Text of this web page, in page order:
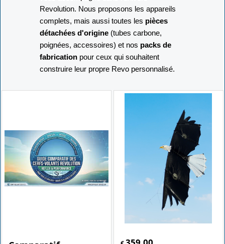
Revolution. Nous proposons les appareils
complets, mais aussi toutes les pièces
détachées d'origine (tubes carbone,
poignées, accessoires) et nos packs de
fabrication pour ceux qui souhaitent
construire leur propre Revo personnalisé.